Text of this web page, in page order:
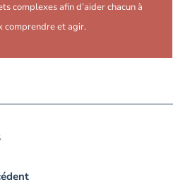
complexes afin d’aider chacun à
comprendre et agir.